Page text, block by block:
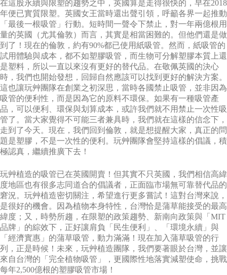
在這股永續與限塑的趨勢之中，英國算是走得很快的，早在2018
年便已實質限塑。英國女王當時還出聲引領，呼籲各界一起推動
「最後一根吸管」行動。短時間一聲令下禁止，對一年兩億根用
量的英國（尤其倫敦）而言，其實是相當困難的。但他們還是做
到了！現在的倫敦，約有90%都已使用紙吸管。然而，紙吸管的
試用體驗與成本，都不如塑膠吸管，而生物可分解塑膠本質上還
是塑料，所以一直以來沒有更好的替代品。在敬佩英國的決心
時，我們也開始發想，回歸自然應該可以找到更好的解決方案。
這也讓玩艸團隊在創業之初深思，當時各國禁止吸管，並非因為
吸管的便利性，而是因為它的原料不環保。如果有一種吸管產
品，可以便利、環保與划算成本，或許我們就不用禁止一次性吸
管了。當大家覺得不可能三者兼具時，我們就在這樣的信念下，
走到了今天。現在，我們回到倫敦，就是想提醒大家，真正的問
題是塑膠，不是一次性的便利。玩艸團隊會堅持這樣的倡議，積
極認真，繼續推廣下去！
玩艸植造的吸管已在英國開賣！但其實不只英國，我們相信高緯
度地區也有很多志同道合的倡議者，正面臨市場無可靠替代品的
窘況。玩艸植造密切關注，希望進行更多嘗試！這對台灣來說，
是很好的機會。因為植物本身特性，台灣恰是蒲草能接受的最高
緯度；又，時勢所趨，在限塑的政策趨勢、新南向政策與「MIT
品牌」的綜效下，正好讓肩負「民生便利」、「環境永續」與
「經濟實惠」的蒲草吸管，動力滿滿！現在加入蒲草吸管的行
列，正是時候！未來，玩艸植造團隊，我們要著眼於台灣，並讓
來自台灣的「完全植物吸管」，更國際性地落實減塑使命，挑戰
每年2,500億根的塑膠吸管市場！